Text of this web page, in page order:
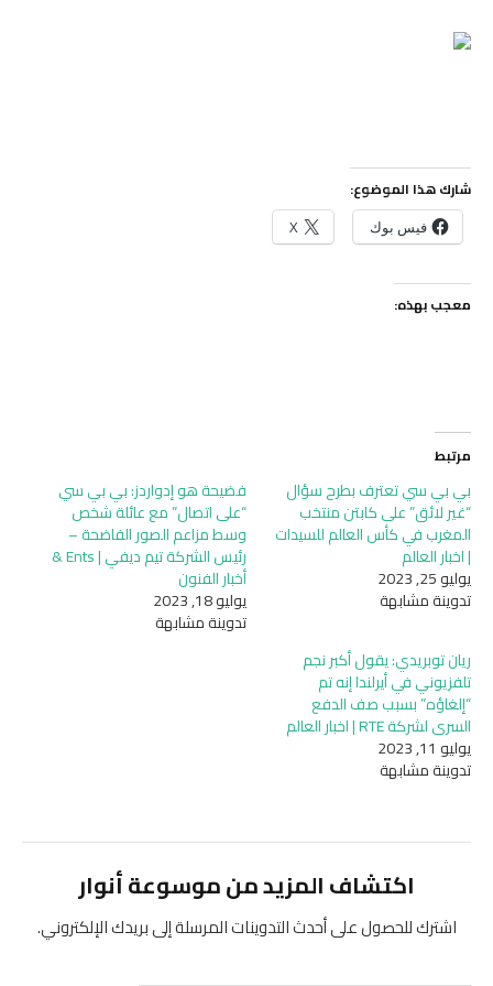
شارك هذا الموضوع:
فيس بوك X
معجب بهذه:
مرتبط
بي بي سي تعترف بطرح سؤال
“غير لائق” على كابتن منتخب
المغرب في كأس العالم للسيدات
| اخبار العالم
يوليو 25, 2023
تدوينة مشابهة
فضيحة هو إدواردز: بي بي سي
“على اتصال” مع عائلة شخص
وسط مزاعم الصور الفاضحة –
رئيس الشركة تيم ديفي | Ents &
أخبار الفنون
يوليو 18, 2023
تدوينة مشابهة
ريان توبريدي: يقول أكبر نجم
تلفزيوني في أيرلندا إنه تم
“إلغاؤه” بسبب صف الدفع
السري لشركة RTE | اخبار العالم
يوليو 11, 2023
تدوينة مشابهة
اكتشاف المزيد من موسوعة أنوار
اشترك للحصول على أحدث التدوينات المرسلة إلى بريدك الإلكتروني.